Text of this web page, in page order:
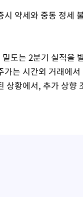
시 약세와 중동 정세
도는 2분기 실적을
가는 시간외 거래에
상황에서, 추가 상